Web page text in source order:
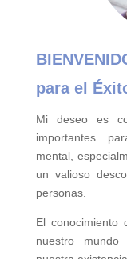
para el
Mi deseo es
importantes
mental,
un valioso
personas.
El conocimiento
nuestro